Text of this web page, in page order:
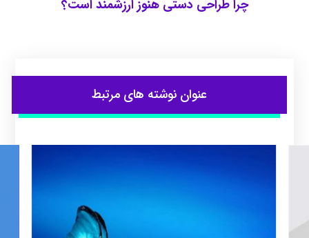
چرا طراحی دستی هنوز ارزشمند است؟
عنوان ‫نوشته های مرتبط